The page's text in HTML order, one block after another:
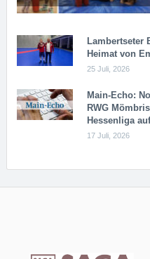
Lambertseter
Heimat von
25 Juli, 2026
Main-Echo:
RWG
Hessenliga auf
17 Juli, 2026